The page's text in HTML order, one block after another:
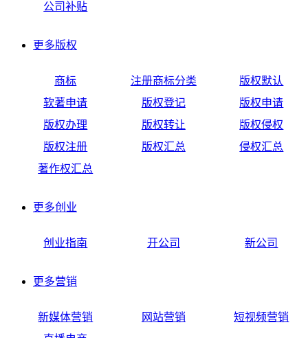
公司补贴
更多版权
商标 注册商标分类
版权默认
软著申请
版权登记
版权申请
版权办理
版权转让
版权侵权
版权注册
版权汇总
侵权汇总
著作权汇总
更多创业
创业指南 开公司 新公司
更多营销
新媒体营销 网站营销
短视频营销